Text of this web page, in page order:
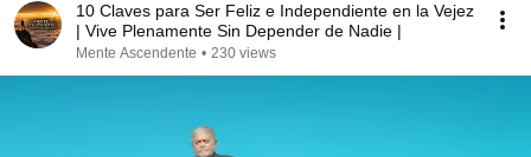
10 Claves para Ser Feliz e Independiente en la Vejez
| Vive Plenamente Sin Depender de Nadie |
Mente Ascendente • 230 views